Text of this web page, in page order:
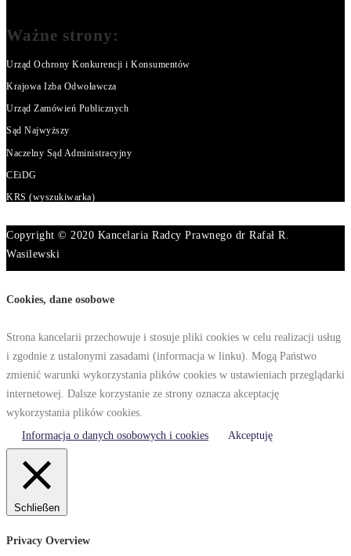
Ważne strony:
Urząd Ochrony Konkurencji i Konsumentów
Krajowa Izba Odwoławcza
Urząd Zamówień Publicznych
Sąd Najwyższy
Naczelny Sąd Administracyjny
CEiDG
KRS (wyszukiwarka)
Copyright © 2020 Kancelaria Radcy Prawnego dr Rafał R.
Wasilewski
Cookies, dane osobowe
Strona kancelarii przechowuje i stosuje pliki cookies w celu realizacji usług
i zgodnie z ustalonymi zasadami (informacja w linku). Mogą Państwo
zmienić warunki wykorzystania plików cookies w ustawieniach przeglądarki
internetowej. Dalsze korzystanie ze strony oznacza akceptację
wykorzystania plików cookies.
Informacja o danych osobowych i cookies
Akceptuję
Schließen
Privacy Overview